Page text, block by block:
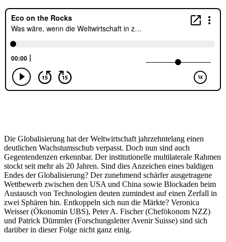
Die Globalisierung hat der Weltwirtschaft jahrzehntelang einen
deutlichen Wachstumsschub verpasst. Doch nun sind auch
Gegentendenzen erkennbar. Der institutionelle multilaterale Rahmen
stockt seit mehr als 20 Jahren. Sind dies Anzeichen eines baldigen
Endes der Globalisierung? Der zunehmend schärfer ausgetragene
Wettbewerb zwischen den USA und China sowie Blockaden beim
Austausch von Technologien deuten zumindest auf einen Zerfall in
zwei Sphären hin. Entkoppeln sich nun die Märkte? Veronica
Weisser (Ökonomin UBS), Peter A. Fischer (Chefökonom NZZ)
und Patrick Dümmler (Forschungsleiter Avenir Suisse) sind sich
darüber in dieser Folge nicht ganz einig.